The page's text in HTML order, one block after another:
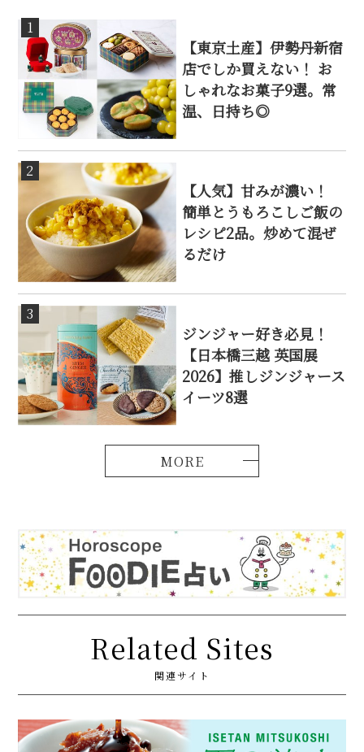
1
【東京土産】伊勢丹新宿
店でしか買えない！ お
しゃれなお菓子9選。常
温、日持ち◎
2
【人気】甘みが濃い！
簡単とうもろこしご飯の
レシピ2品。炒めて混ぜ
るだけ
3
ジンジャー好き必見！
【日本橋三越 英国展
2026】推しジンジャース
イーツ8選
Related Sites
関連サイト